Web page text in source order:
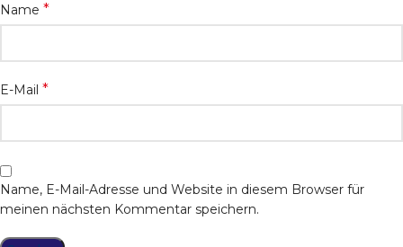
Name *
E-Mail *
Name, E-Mail-Adresse und Website in diesem Browser für
meinen nächsten Kommentar speichern.